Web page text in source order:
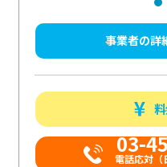
事業者の詳
03-
電話応対（